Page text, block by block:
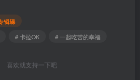
辑碟
# 卡拉OK # 一起吃苦的幸福
喜欢就支持一下吧